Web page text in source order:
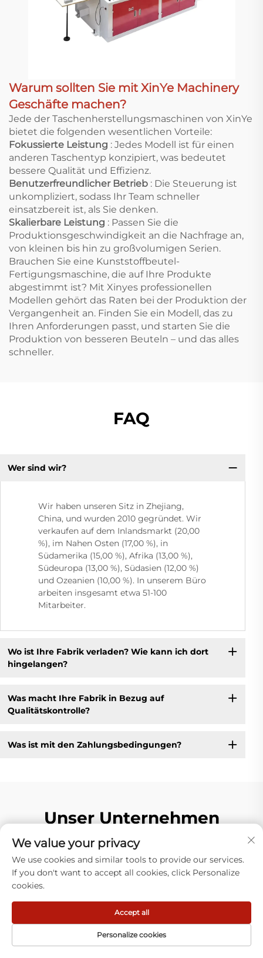
Warum sollten Sie mit XinYe Machinery
Geschäfte machen?
Jede der Taschenherstellungsmaschinen von XinYe
bietet die folgenden wesentlichen Vorteile:
Fokussierte Leistung : Jedes Modell ist für einen
anderen Taschentyp konzipiert, was bedeutet
bessere Qualität und Effizienz.
Benutzerfreundlicher Betrieb : Die Steuerung ist
unkompliziert, sodass Ihr Team schneller
einsatzbereit ist, als Sie denken.
Skalierbare Leistung : Passen Sie die
Produktionsgeschwindigkeit an die Nachfrage an,
von kleinen bis hin zu großvolumigen Serien.
Brauchen Sie eine Kunststoffbeutel-
Fertigungsmaschine, die auf Ihre Produkte
abgestimmt ist? Mit Xinyes professionellen
Modellen gehört das Raten bei der Produktion der
Vergangenheit an. Finden Sie ein Modell, das zu
Ihren Anforderungen passt, und starten Sie die
Produktion von besseren Beuteln – und das alles
schneller.
FAQ
Wer sind wir?
Wir haben unseren Sitz in Zhejiang,
China, und wurden 2010 gegründet. Wir
verkaufen auf dem Inlandsmarkt (20,00
%), im Nahen Osten (17,00 %), in
Südamerika (15,00 %), Afrika (13,00 %),
Südeuropa (13,00 %), Südasien (12,00 %)
und Ozeanien (10,00 %). In unserem Büro
arbeiten insgesamt etwa 51-100
Mitarbeiter.
Wo ist Ihre Fabrik verladen? Wie kann ich dort
hingelangen?
Was macht Ihre Fabrik in Bezug auf
Qualitätskontrolle?
Was ist mit den Zahlungsbedingungen?
Unser Unternehmen
30
Jul
We value your privacy
We use cookies and similar tools to provide our services.
If you don't want to accept all cookies, click Personalize
cookies.
Personalize cookies
Accept all